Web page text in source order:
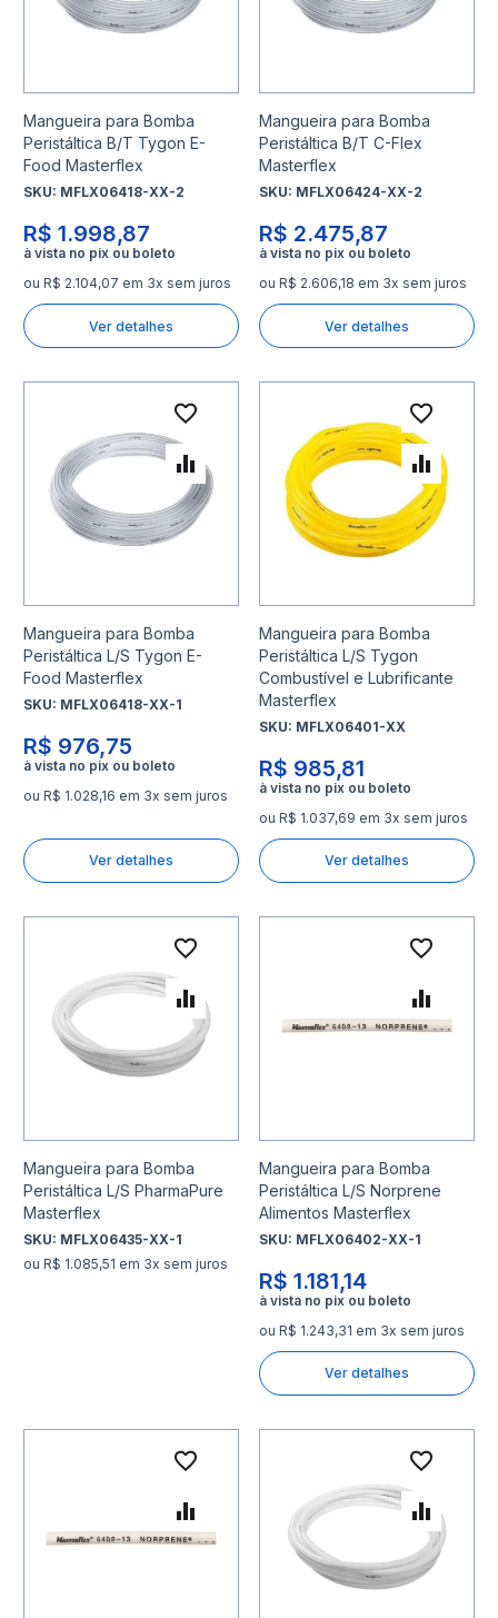
Mangueira para Bomba
Peristáltica B/T Tygon E-
Food Masterflex
SKU: MFLX06418-XX-2
R$ 1.998,87
ou R$ 2.104,07 em 3x sem juros
Ver detalhes
Mangueira para Bomba
Peristáltica B/T C-Flex
Masterflex
SKU: MFLX06424-XX-2
R$ 2.475,87
ou R$ 2.606,18 em 3x sem juros
Ver detalhes
Mangueira para Bomba
Peristáltica L/S Tygon E-
Food Masterflex
SKU: MFLX06418-XX-1
R$ 976,75
ou R$ 1.028,16 em 3x sem juros
Ver detalhes
Adicionar à lista de
Adicionar para Comparar
Mangueira para Bomba
Peristáltica L/S Tygon
Combustível e Lubrificante
Masterflex
SKU: MFLX06401-XX
R$ 985,81
ou R$ 1.037,69 em 3x sem juros
Ver detalhes
Mangueira para Bomba
Peristáltica L/S PharmaPure
Masterflex
SKU: MFLX06435-XX-1
ou R$ 1.085,51 em 3x sem juros
Adicionar à lista de
Adicionar para Comparar
Mangueira para Bomba
Peristáltica L/S Norprene
Alimentos Masterflex
SKU: MFLX06402-XX-1
R$ 1.181,14
ou R$ 1.243,31 em 3x sem juros
Ver detalhes
Adicionar à lista de
Adicionar para Comparar